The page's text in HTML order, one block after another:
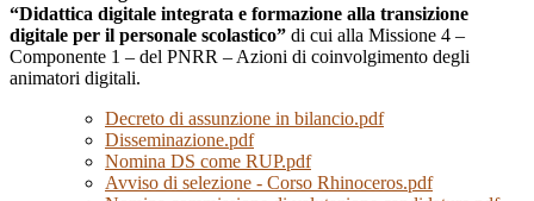
“Didattica digitale integrata e formazione alla transizione
digitale per il personale scolastico” di cui alla Missione 4 –
Componente 1 – del PNRR – Azioni di coinvolgimento degli
animatori digitali.
Decreto di assunzione in bilancio.pdf
Disseminazione.pdf
Nomina DS come RUP.pdf
Avviso di selezione - Corso Rhinoceros.pdf